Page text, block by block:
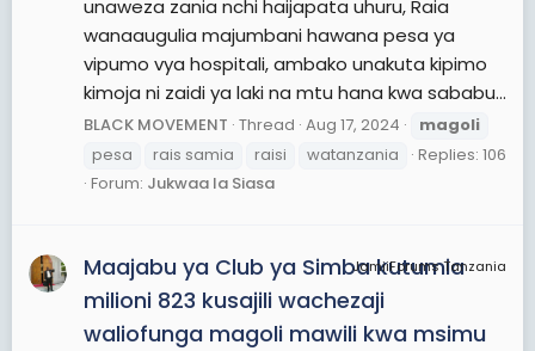
unaweza zania nchi haijapata uhuru, Raia
wanaaugulia majumbani hawana pesa ya
vipumo vya hospitali, ambako unakuta kipimo
kimoja ni zaidi ya laki na mtu hana kwa sababu...
BLACK MOVEMENT Thread Aug 17, 2024
magoli
pesa
rais samia raisi watanzania
Replies: 106
Forum: Jukwaa la Siasa
JamiiForums Tanzania
Maajabu ya Club ya Simba kutumia
milioni 823 kusajili wachezaji
waliofunga magoli mawili kwa msimu